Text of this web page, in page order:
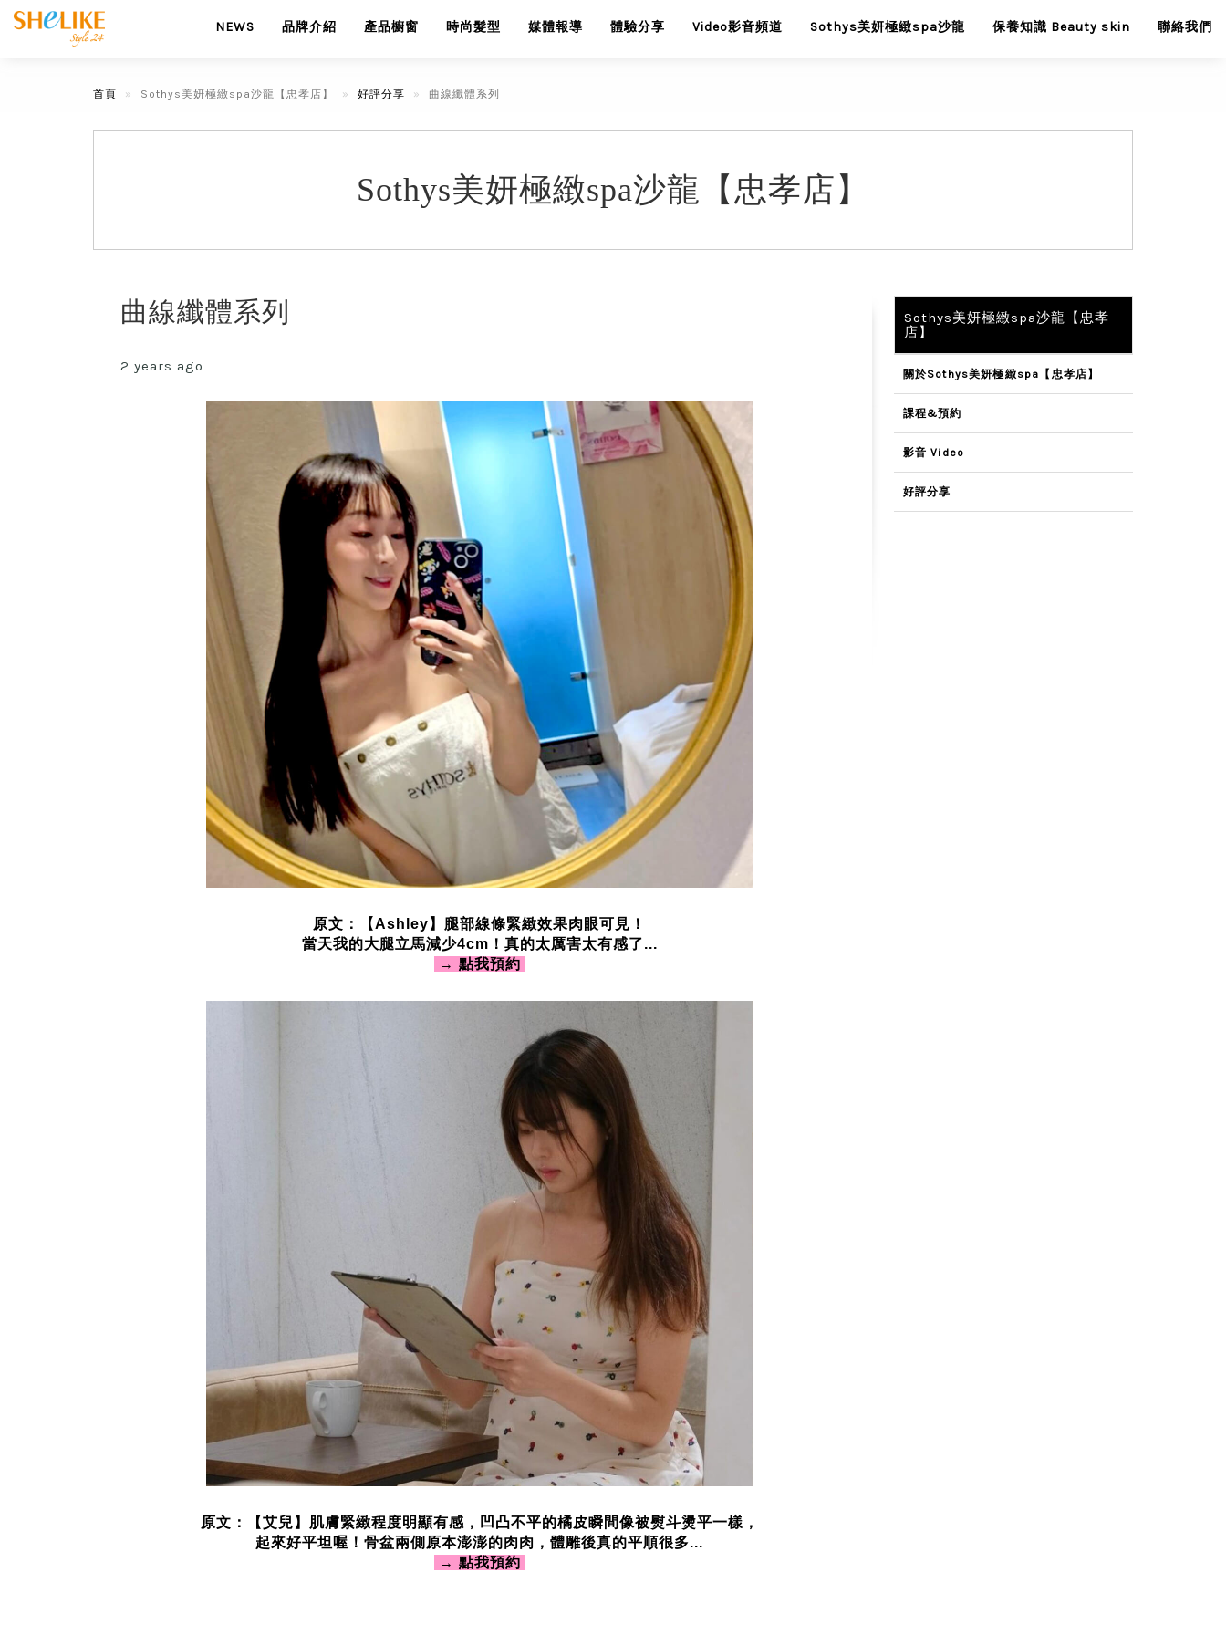
NEWS 品牌介紹 產品櫥窗 時尚髮型 媒體報導 體驗分享 Video影音頻道 Sothys美妍極緻spa沙龍 保養知識 Beauty skin 聯絡我們
首頁 Sothys美妍極緻spa沙龍【忠孝店】 好評分享 曲線纖體系列
Sothys美妍極緻spa沙龍【忠孝店】
曲線纖體系列
2 years ago
原文：【Ashley】腿部線條緊緻效果肉眼可見！
當天我的大腿立馬減少4cm！真的太厲害太有感了...
→ 點我預約
原文：【艾兒】肌膚緊緻程度明顯有感，凹凸不平的橘皮瞬間像被熨斗燙平一樣，
起來好平坦喔！骨盆兩側原本澎澎的肉肉，體雕後真的平順很多...
→ 點我預約
Sothys美妍極緻spa沙龍【忠孝
店】
關於Sothys美妍極緻spa【忠孝店】
課程&預約
影音 Video
好評分享